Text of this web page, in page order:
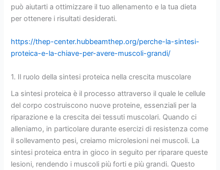
può aiutarti a ottimizzare il tuo allenamento e la tua dieta
per ottenere i risultati desiderati.
https://thep-center.hubbeamthep.org/perche-la-sintesi-
proteica-e-la-chiave-per-avere-muscoli-grandi/
1. Il ruolo della sintesi proteica nella crescita muscolare
La sintesi proteica è il processo attraverso il quale le cellule
del corpo costruiscono nuove proteine, essenziali per la
riparazione e la crescita dei tessuti muscolari. Quando ci
alleniamo, in particolare durante esercizi di resistenza come
il sollevamento pesi, creiamo microlesioni nei muscoli. La
sintesi proteica entra in gioco in seguito per riparare queste
lesioni, rendendo i muscoli più forti e più grandi. Questo